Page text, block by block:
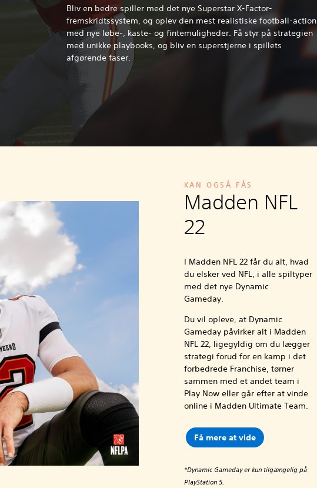
Bliv en bedre spiller med det nye Superstar X-Factor-
fremskridtssystem, og oplev den mest realistiske football-action
med nye løbe-, kaste- og fintemuligheder. Få styr på strategien
med unikke playbooks, og bliv en superstjerne i spillets
afgørende faser.
KAN OGSÅ FÅS
Madden NFL
22
I Madden NFL 22 får du alt, hvad
du elsker ved NFL, i alle spiltyper
med det nye Dynamic
Gameday.
Du vil opleve, at Dynamic
Gameday påvirker alt i Madden
NFL 22, ligegyldig om du lægger
strategi forud for en kamp i det
forbedrede Franchise, tørner
sammen med et andet team i
Play Now eller går efter at vinde
online i Madden Ultimate Team.
Få mere at vide
*Dynamic Gameday er kun tilgængelig på
PlayStation 5.